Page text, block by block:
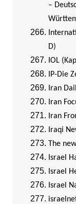
–
D)
IOL
IP-Die
ran
Iran
Iran
Iraqi
The
Israel
Israel
Israel